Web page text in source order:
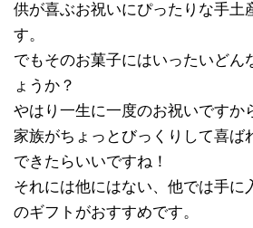
供が喜ぶお祝いにぴったりな手土
す。
でもそのお菓子にはいったいどん
ょうか？
やはり一生に一度のお祝いですか
家族がちょっとびっくりして喜ば
できたらいいですね！
それには他にはない、他では手に
のギフトがおすすめです。